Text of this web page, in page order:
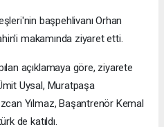
başpehlivanı Orhan
makamında ziyaret etti.
açıklamaya göre, ziyarete
Uysal, Muratpaşa
Yılmaz, Başantrenör Kemal
de katıldı.